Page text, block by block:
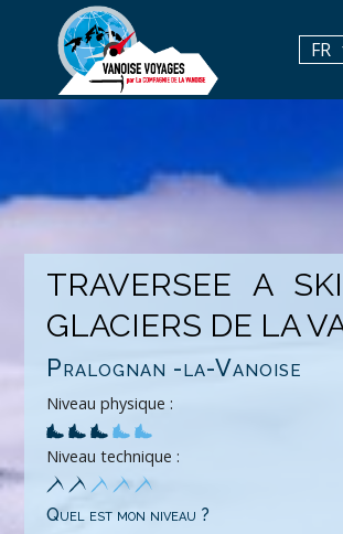
FR
TRAVERSEE A
GLACIERS DE LA
Pralognan -la-Vanoise
Niveau physique :
Niveau technique :
Quel est mon niveau ?
Panneau de gestion des cookies